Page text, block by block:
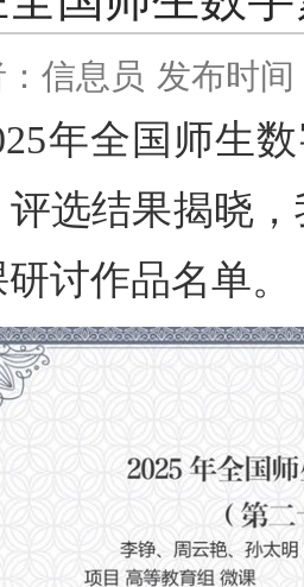
信息员 发布时
年全国师生
选结果揭晓
讨作品名单。